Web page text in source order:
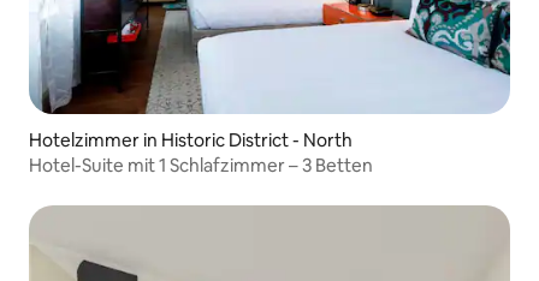
Hotelzimmer in Historic District - North
Hotel-Suite mit 1 Schlafzimmer – 3 Betten